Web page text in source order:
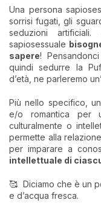
Una persona
sorrisi fugati, gli
seduzioni
sapiosessuale
sapere!
quindi sedurre la
d’età, ne parleremo
Più nello specifico,
e/o romantica per
culturalmente o
permette alla
per imparare a
intellettuale di
🥰 Diciamo che è un
e d’acqua fresca.